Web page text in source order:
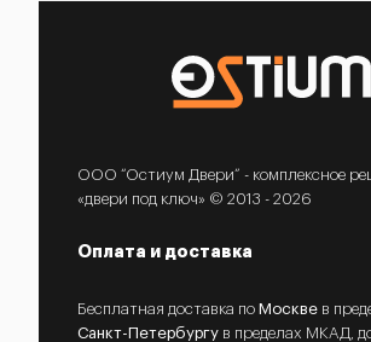
ООО “Остиум Двери” - комплексное
«двери под ключ» © 2013 - 2026
Оплата и доставка
Бесплатная доставка по Москве в
Санкт-Петербургу в пределах МКАД,